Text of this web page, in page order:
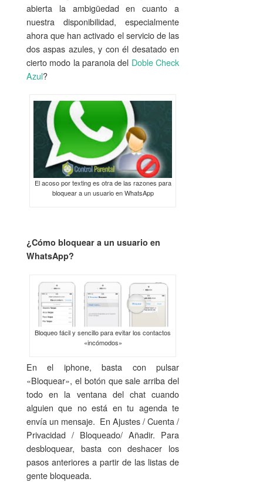
abierta la ambigüedad en cuanto a
nuestra disponibilidad, especialmente
ahora que han activado el servicio de las
dos aspas azules, y con él desatado en
cierto modo la paranoia del Doble Check
Azul?
El acoso por texting es otra de las razones para
bloquear a un usuario en WhatsApp
¿Cómo bloquear a un usuario en
WhatsApp?
Bloqueo fácil y sencillo para evitar los contactos
«incómodos»
En el iphone, basta con pulsar
«Bloquear», el botón que sale arriba del
todo en la ventana del chat cuando
alguien que no está en tu agenda te
envía un mensaje. En Ajustes / Cuenta /
Privacidad / Bloqueado/ Añadir. Para
desbloquear, basta con deshacer los
pasos anteriores a partir de las listas de
gente bloqueada.